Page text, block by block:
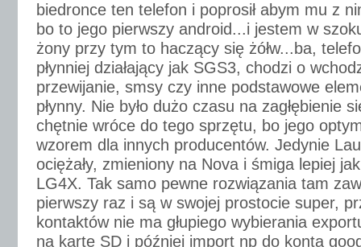
biedronce ten telefon i poprosił abym mu z
bo to jego pierwszy android...i jestem w
żony przy tym to haczący się żółw...ba,
płynniej działający jak SGS3, chodzi o
przewijanie, smsy czy inne podstawowe
płynny. Nie było dużo czasu na zagłębienie
chętnie wróce do tego sprzętu, bo jego
wzorem dla innych producentów. Jedynie
ociężały, zmieniony na Nova i śmiga lepiej
LG4X. Tak samo pewne rozwiązania tam
pierwszy raz i są w swojej prostocie super,
kontaktów nie ma głupiego wybierania
na kartę SD i później import np do konta